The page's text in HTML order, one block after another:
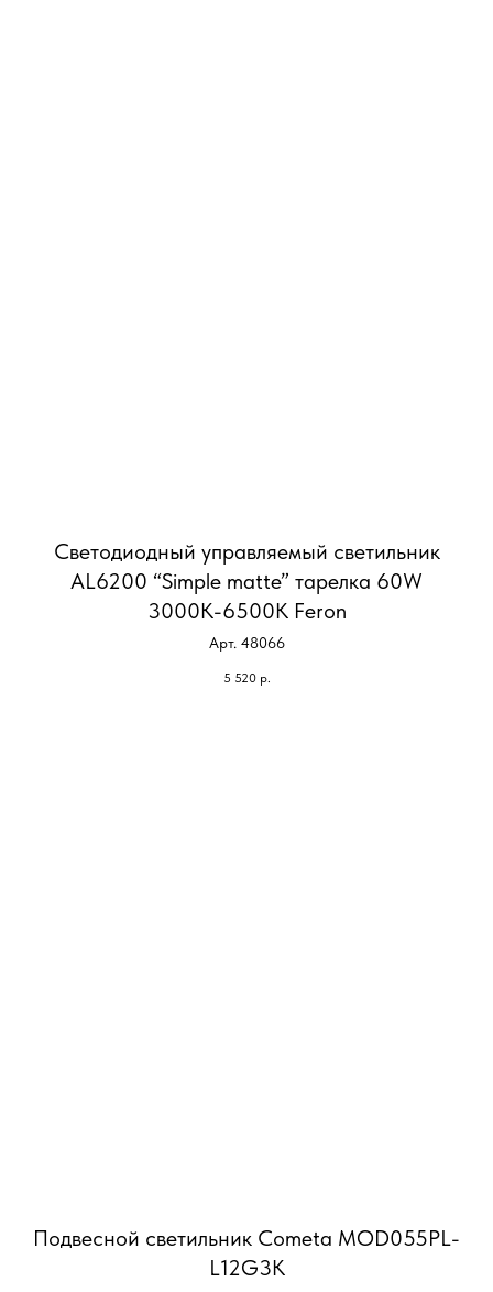
Светодиодный управляемый светильник
AL6200 “Simple matte” тарелка 60W
3000К-6500K Feron
Арт. 48066
5 520 р.
Подвесной светильник Cometa MOD055PL-
L12G3K